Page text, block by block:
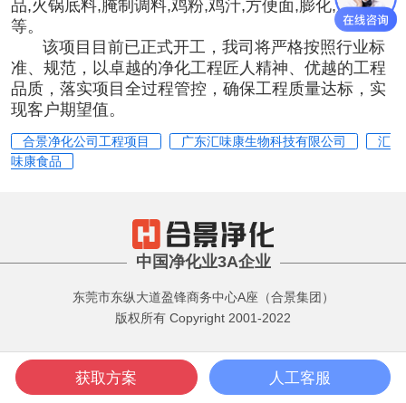
品,火锅底料,腌制调料,鸡粉,鸡汁,方便面,膨化,烘焙
等。
该项目目前已正式开工，我司将严格按照行业标
准、规范，以卓越的净化工程匠人精神、优越的工程
品质，落实项目全过程管控，确保工程质量达标，实
现客户期望值。
合景净化公司工程项目 广东汇味康生物科技有限公司
汇
味康食品
中国净化业3A企业
东莞市东纵大道盈锋商务中心A座（合景集团）
版权所有 Copyright 2001-2022
获取方案 人工客服